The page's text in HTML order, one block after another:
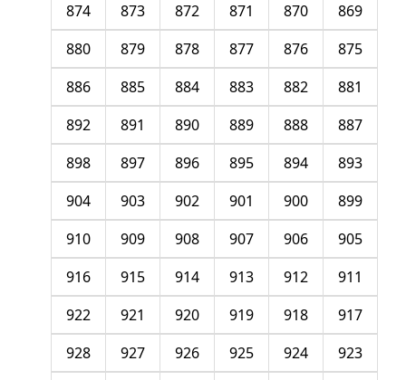
869
870
871
872
873
874
875
876
877
878
879
880
881
882
883
884
885
886
887
888
889
890
891
892
893
894
895
896
897
898
899
900
901
902
903
904
905
906
907
908
909
910
911
912
913
914
915
916
917
918
919
920
921
922
923
924
925
926
927
928